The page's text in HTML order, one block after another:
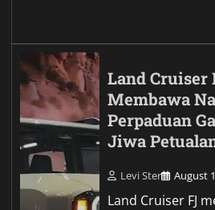
Land Cruiser
Membawa
Perpaduan
Jiwa
Levi Ster August
Land Cruiser FJ